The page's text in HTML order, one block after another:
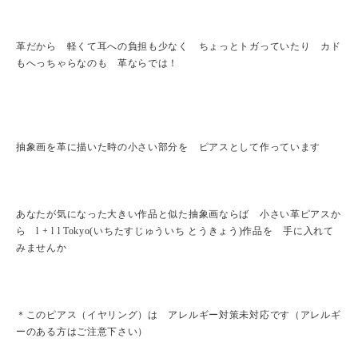
革だから 軽くて耳への負担も少なく ちょっとトガっていたり カド
もへっちゃらなのも 革ならでは！
抽象画を革に描いた時の小さい部分を ピアスとして作っています
あなたが気になった大きい作品と似た抽象画ならば 小さい革ピアスか
ら l + l l Tokyo(いちたすじゅういち とうきょう)作品を 手に入れて
みませんか
＊このピアス（イヤリング）は アレルギー対策未対応です（アレルギ
ーのある方はご注意下さい）